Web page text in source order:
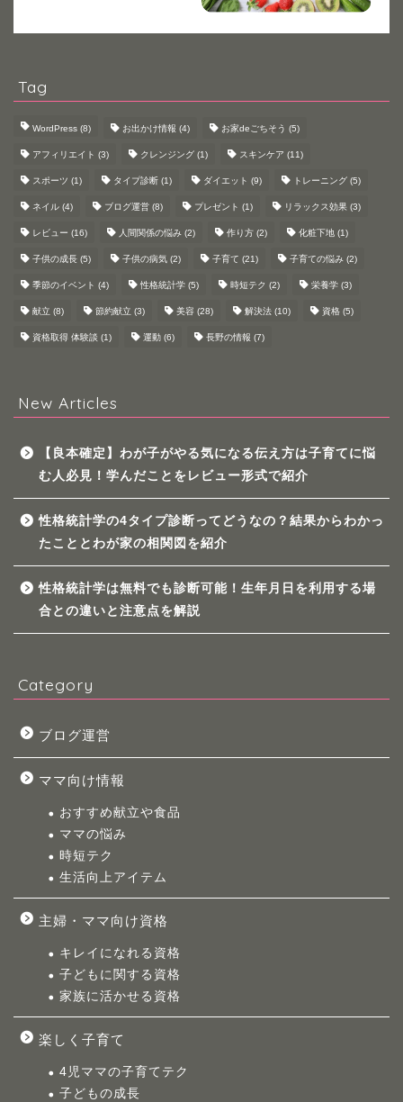
Tag
WordPress (8) お出かけ情報 (4) お家deごちそう (5)
アフィリエイト (3) クレンジング (1) スキンケア (11)
スポーツ (1) タイプ診断 (1) ダイエット (9) トレーニング (5)
ネイル (4) ブログ運営 (8) プレゼント (1) リラックス効果 (3)
レビュー (16) 人間関係の悩み (2) 作り方 (2) 化粧下地 (1)
子供の成長 (5) 子供の病気 (2) 子育て (21) 子育ての悩み (2)
季節のイベント (4) 性格統計学 (5) 時短テク (2) 栄養学 (3)
献立 (8) 節約献立 (3) 美容 (28) 解決法 (10) 資格 (5)
資格取得 体験談 (1) 運動 (6) 長野の情報 (7)
New Articles
【良本確定】わが子がやる気になる伝え方は子育てに悩
む人必見！学んだことをレビュー形式で紹介
性格統計学の4タイプ診断ってどうなの？結果からわかっ
たこととわが家の相関図を紹介
性格統計学は無料でも診断可能！生年月日を利用する場
合との違いと注意点を解説
Category
ブログ運営
ママ向け情報
おすすめ献立や食品
ママの悩み
時短テク
生活向上アイテム
主婦・ママ向け資格
キレイになれる資格
子どもに関する資格
家族に活かせる資格
楽しく子育て
4児ママの子育てテク
子どもの成長